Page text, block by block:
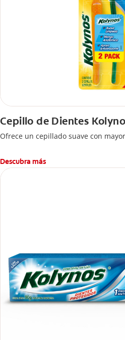
Cepillo de Dientes
Ofrece un cepillado suave con
Descubra más